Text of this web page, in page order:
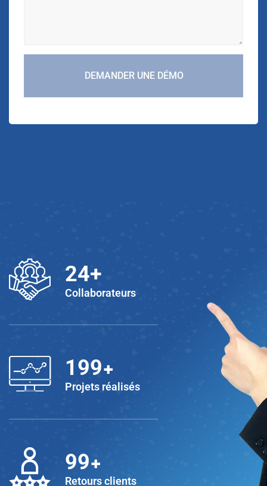
DEMANDER UNE DÉMO
25+
Collaborateurs
200+
Projets réalisés
100
Retours clients